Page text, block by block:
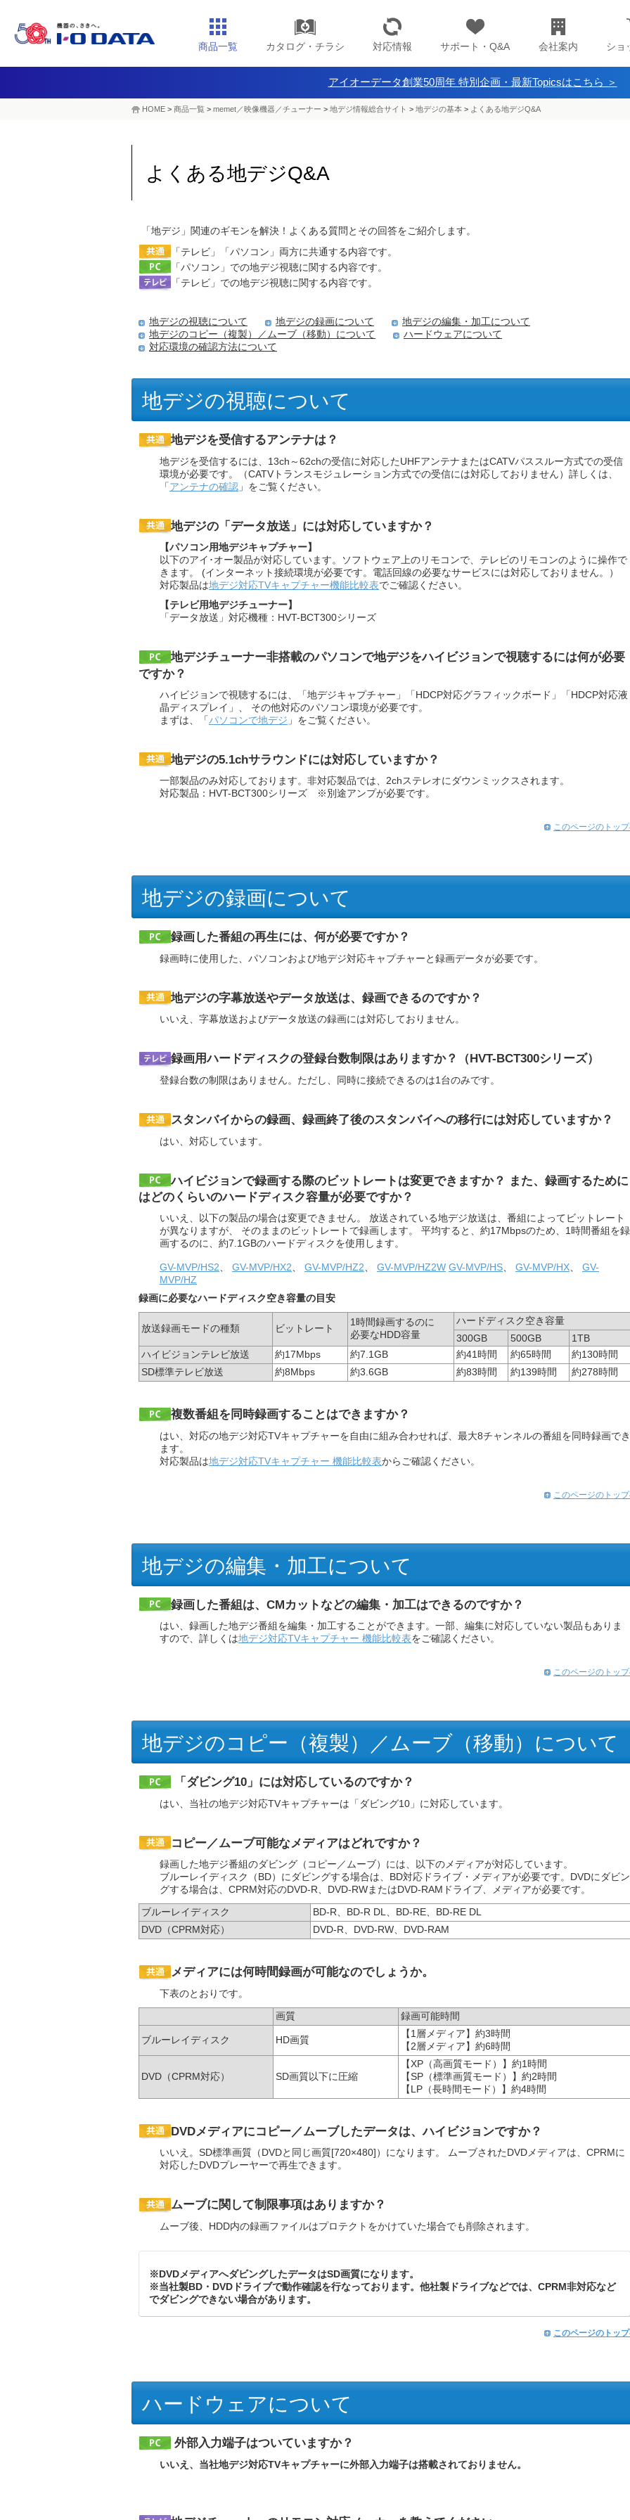
商品一覧 カタログ・チラシ 対応情報 サポート・Q&A 会社案内 ショ
アイオーデータ創業50周年 特別企画・最新Topicsはこちら ＞
HOME > 商品一覧 > memet／映像機器／チューナー > 地デジ情報総合サイト > 地デジの基本 > よくある地デジQ&A
よくある地デジQ&A
「地デジ」関連のギモンを解決！よくある質問とその回答をご紹介します。
「テレビ」「パソコン」両方に共通する内容です。
「パソコン」での地デジ視聴に関する内容です。
「テレビ」での地デジ視聴に関する内容です。
地デジの視聴について 地デジの録画について
地デジの編集・加工について
地デジのコピー（複製）／ムーブ（移動）について
ハードウェアについて
対応環境の確認方法について
地デジの視聴について
地デジを受信するアンテナは？
地デジを受信するには、13ch～62chの受信に対応したUHFアンテナまたはCATVパススルー方式での受信
環境が必要です。（CATVトランスモジュレーション方式での受信には対応しておりません）詳しくは、
「アンテナの確認 」をご覧ください。
地デジの「データ放送」には対応していますか？
【パソコン用地デジキャプチャー】
以下のアイ･オー製品が対応しています。ソフトウェア上のリモコンで、テレビのリモコンのように操作で
きます。 (インターネット接続環境が必要です。電話回線の必要なサービスには対応しておりません。）
対応製品は地デジ対応TVキャプチャー機能比較表でご確認ください。
【テレビ用地デジチューナー】
「データ放送」対応機種：HVT-BCT300シリーズ
地デジチューナー非搭載のパソコンで地デジをハイビジョンで視聴するには何が必要
ですか？
ハイビジョンで視聴するには、「地デジキャプチャー」「HDCP対応グラフィックボード」「HDCP対応液
晶ディスプレイ」、 その他対応のパソコン環境が必要です。
まずは、「パソコンで地デジ 」をご覧ください。
地デジの5.1chサラウンドには対応していますか？
一部製品のみ対応しております。非対応製品では、2chステレオにダウンミックスされます。
対応製品：HVT-BCT300シリーズ ※別途アンプが必要です。
このページのトッ
地デジの録画について
録画した番組の再生には、何が必要ですか？
録画時に使用した、パソコンおよび地デジ対応キャプチャーと録画データが必要です。
地デジの字幕放送やデータ放送は、録画できるのですか？
いいえ、字幕放送およびデータ放送の録画には対応しておりません。
録画用ハードディスクの登録台数制限はありますか？（HVT-BCT300シリーズ）
登録台数の制限はありません。ただし、同時に接続できるのは1台のみです。
スタンバイからの録画、録画終了後のスタンバイへの移行には対応していますか？
はい、対応しています。
ハイビジョンで録画する際のビットレートは変更できますか？ また、録画するために
はどのくらいのハードディスク容量が必要ですか？
いいえ、以下の製品の場合は変更できません。 放送されている地デジ放送は、番組によってビットレート
が異なりますが、 そのままのビットレートで録画します。 平均すると、約17Mbpsのため、1時間番組を録
画するのに、約7.1GBのハードディスクを使用します。
GV-MVP/HS2 GV-MVP/HX2 GV-MVP/HZ2 GV-MVP/HZ2W GV-MVP/HS GV-MVP/HX
GV-
MVP/HZ
録画に必要なハードディスク空き容量の目安
放送録画モードの種類 ビットレート
1時間録画するのに
必要なHDD容量
ハードディスク空き容量
300GB
500GB
1TB
ハイビジョンテレビ放送
約17Mbps 約7.1GB 約41時間 約65時間
約130時間
SD標準テレビ放送
約8Mbps 約3.6GB 約83時間 約139時間 約278時間
複数番組を同時録画することはできますか？
はい、対応の地デジ対応TVキャプチャーを自由に組み合わせれば、最大8チャンネルの番組を同時録画でき
ます。
対応製品は地デジ対応TVキャプチャー 機能比較表からご確認ください。
このページのトッ
地デジの編集・加工について
録画した番組は、CMカットなどの編集・加工はできるのですか？
はい、録画した地デジ番組を編集・加工することができます。一部、編集に対応していない製品もありま
すので、詳しくは地デジ対応TVキャプチャー 機能比較表をご確認ください。
このページのトッ
地デジのコピー（複製）／ムーブ（移動）について
「ダビング10」には対応しているのですか？
はい、当社の地デジ対応TVキャプチャーは「ダビング10」に対応しています。
コピー／ムーブ可能なメディアはどれですか？
録画した地デジ番組のダビング（コピー／ムーブ）には、以下のメディアが対応しています。
ブルーレイディスク（BD）にダビングする場合は、BD対応ドライブ・メディアが必要です。DVDにダビン
グする場合は、CPRM対応のDVD-R、DVD-RWまたはDVD-RAMドライブ、メディアが必要です。
ブルーレイディスク
BD-R、BD-R DL、BD-RE、BD-RE DL
DVD（CPRM対応）
DVD-R、DVD-RW、DVD-RAM
メディアには何時間録画が可能なのでしょうか。
下表のとおりです。
画質
録画可能時間
ブルーレイディスク HD画質
【1層メディア】約3時間
【2層メディア】約6時間
DVD（CPRM対応） SD画質以下に圧縮
【XP（高画質モード）】約1時間
【SP（標準画質モード）】約2時間
【LP（長時間モード）】約4時間
DVDメディアにコピー／ムーブしたデータは、ハイビジョンですか？
いいえ。SD標準画質（DVDと同じ画質[720×480]）になります。 ムーブされたDVDメディアは、CPRMに
対応したDVDプレーヤーで再生できます。
ムーブに関して制限事項はありますか？
ムーブ後、HDD内の録画ファイルはプロテクトをかけていた場合でも削除されます。
※DVDメディアへダビングしたデータはSD画質になります。
※当社製BD・DVDドライブで動作確認を行なっております。他社製ドライブなどでは、CPRM非対応など
でダビングできない場合があります。
このページのトッ
ハードウェアについて
外部入力端子はついていますか？
いいえ、当社地デジ対応TVキャプチャーに外部入力端子は搭載されておりません。